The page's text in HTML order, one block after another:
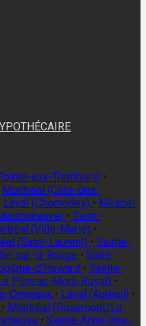
aux-Trembles)
Montréal (Côte-des-
Laval (Chomedey)
Mirabel
Saint-
(Ville-Marie)
(Saint-Laurent)
Sainte-
sur-la-Rouge
Saint-
d'Howard
Sainte-
Plateau-Mont-Royal)
Ormeaux Laval (Auteuil)
Montréal (Rosemont/La
Sainte-Anne-des-